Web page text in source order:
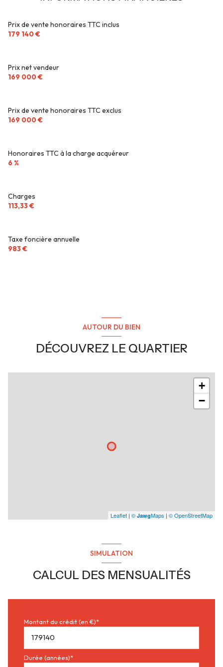
Prix de vente honoraires TTC inclus
179 140 €
Prix net vendeur
169 000 €
Prix de vente honoraires TTC exclus
169 000 €
Honoraires TTC à la charge acquéreur
6 %
Charges
113,33 €
Taxe foncière annuelle
983 €
AUTOUR DU BIEN
DÉCOUVREZ LE QUARTIER
+
−
Leaflet | © JawgMaps | © OpenStreetMap
SIMULATION
CALCUL DES MENSUALITÉS
Montant du crédit (en €)*
Durée (années)*